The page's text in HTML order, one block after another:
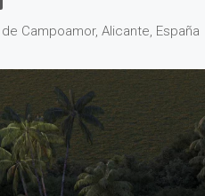
Campoamor, Alicante, España